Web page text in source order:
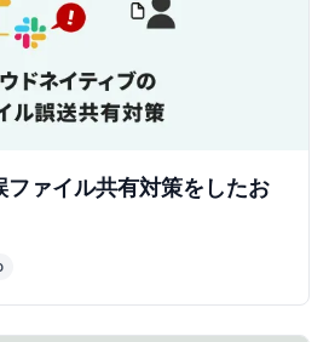
ァイル共有対策をしたお